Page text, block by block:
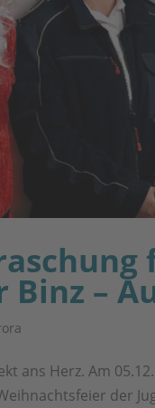
Binz –
ans Herz. Am
der